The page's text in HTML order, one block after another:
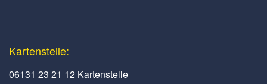
Kartenstelle:
06131 23 21 12 Kartenstelle